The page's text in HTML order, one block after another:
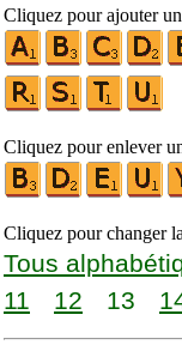
Cliquez pour ajouter
Cliquez pour enlever
Cliquez pour changer
Tous
11
12 13